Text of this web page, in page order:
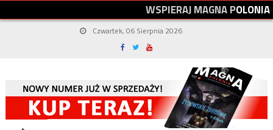
WSPIERAJMAGNAPOLONIA
Czwartek, 06 Sierpnia 2026